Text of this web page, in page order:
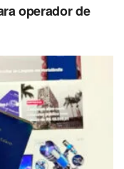
operador de